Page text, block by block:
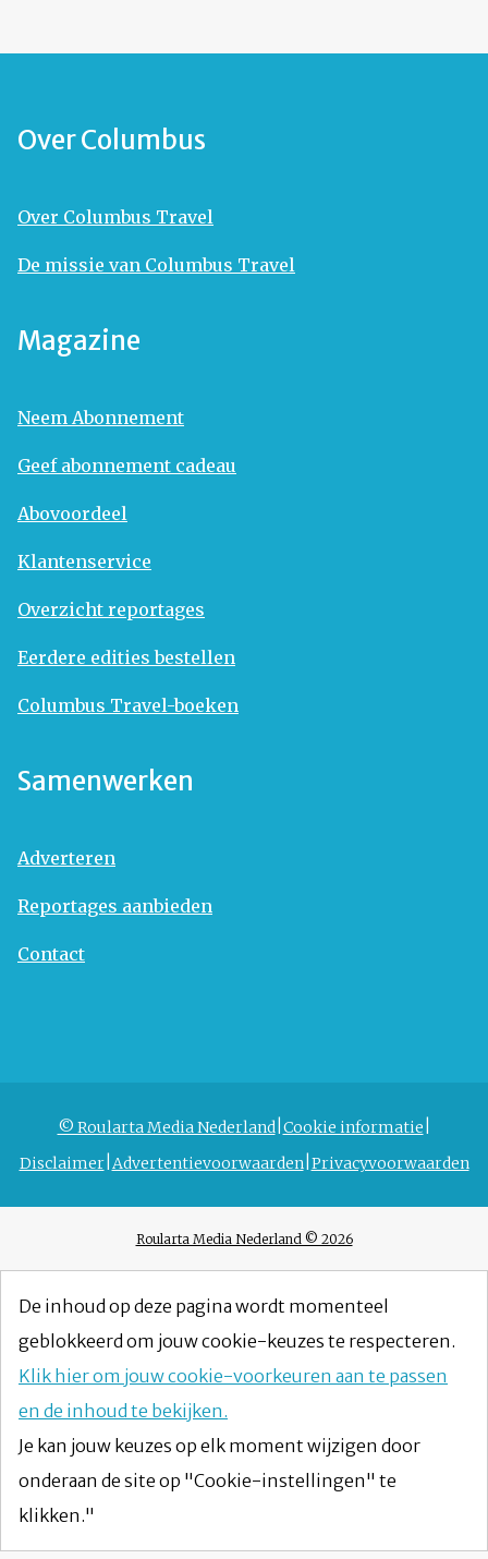
Over Columbus
Over Columbus Travel
De missie van Columbus Travel
Magazine
Neem Abonnement
Geef abonnement cadeau
Abovoordeel
Klantenservice
Overzicht reportages
Eerdere edities bestellen
Columbus Travel-boeken
Samenwerken
Adverteren
Reportages aanbieden
Contact
© Roularta Media Nederland Cookie informatie
Disclaimer Advertentievoorwaarden Privacyvoorwaarden
Roularta Media Nederland © 2026
De inhoud op deze pagina wordt momenteel
geblokkeerd om jouw cookie-keuzes te respecteren.
Klik hier om jouw cookie-voorkeuren aan te passen
en de inhoud te bekijken.
Je kan jouw keuzes op elk moment wijzigen door
onderaan de site op "Cookie-instellingen" te
klikken."